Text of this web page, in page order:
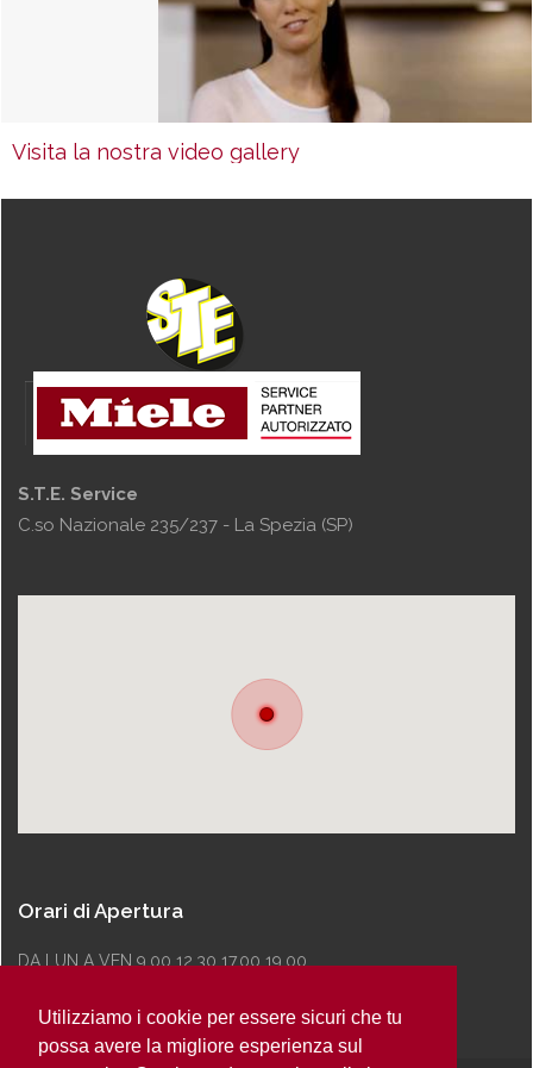
Utilizziamo i cookie per essere sicuri che tu
possa avere la migliore esperienza sul
Visita la nostra video gallery
S.T.E. Service
C.so Nazionale 235/237 - La Spezia (SP)
Orari di Apertura
DA LUN A VEN 9.00 12.30 17.00 19.00